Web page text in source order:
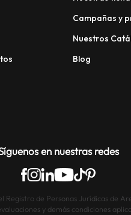
Campañas y
Nuestros
Blog
en nuestras redes
Registro de Personas Jurídicas de
y demás condiciones